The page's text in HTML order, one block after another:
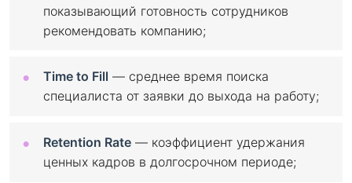
показывающий готовность сотрудников
рекомендовать компанию;
Time to Fill — среднее время поиска
специалиста от заявки до выхода на работу;
Retention Rate — коэффициент удержания
ценных кадров в долгосрочном периоде;